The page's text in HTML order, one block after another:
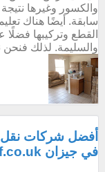
والكسور وغيرها
سابقة. أيضًا هناك
القطع وتركيبها
والسليمة. لذلك فنحن
أفضل شركات نقل
في جيزان alsaif.co.uk